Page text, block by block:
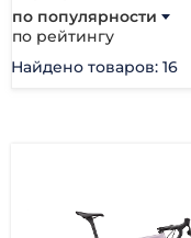
по популярности
по рейтингу
Найдено товаров: 16